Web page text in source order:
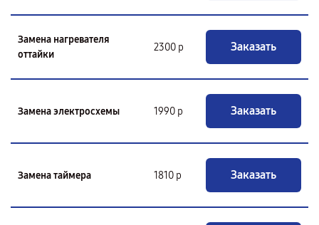
Замена нагревателя
оттайки
2300 р Заказать
Замена электросхемы 1990 р Заказать
Замена таймера 1810 р Заказать